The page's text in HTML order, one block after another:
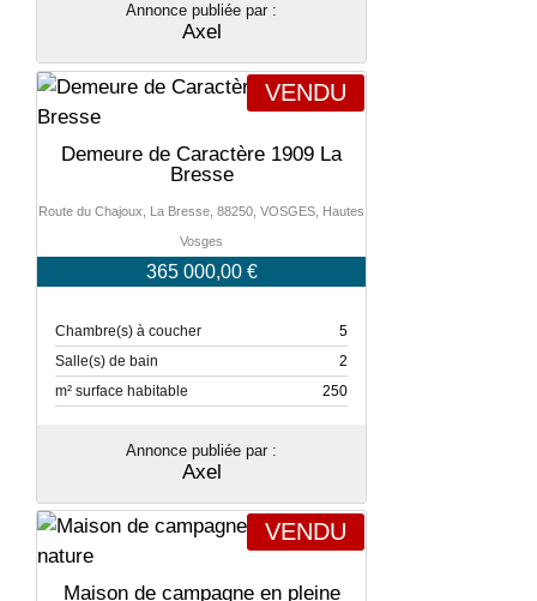
Annonce publiée par :
Axel
VENDU
Demeure de Caractère 1909 La
Bresse
Route du Chajoux, La Bresse, 88250, VOSGES, Hautes
Vosges
365 000,00 €
Chambre(s) à coucher
5
Salle(s) de bain
2
m² surface habitable
250
Annonce publiée par :
Axel
VENDU
Maison de campagne en pleine